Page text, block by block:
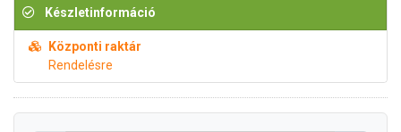
Készletinformáció
Központi raktár
Rendelésre